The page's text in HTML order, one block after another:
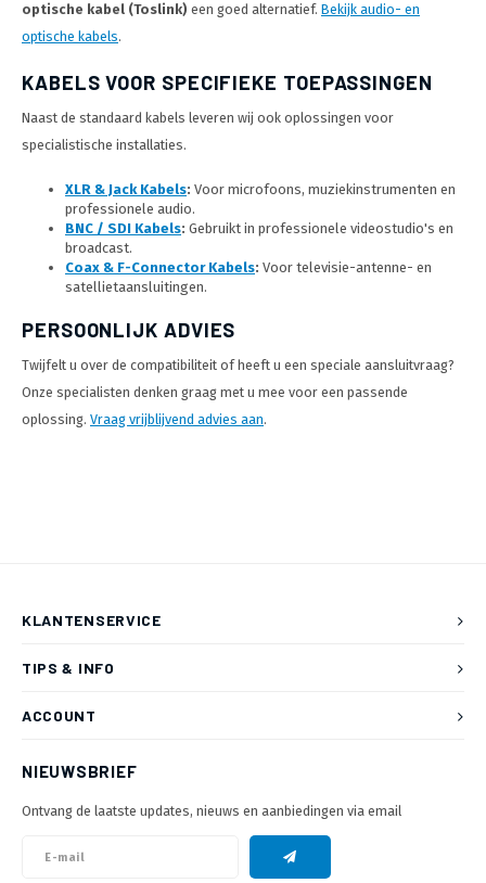
optische kabel (Toslink) een goed alternatief. Bekijk audio- en
optische kabels.
KABELS VOOR SPECIFIEKE TOEPASSINGEN
Naast de standaard kabels leveren wij ook oplossingen voor
specialistische installaties.
XLR & Jack Kabels: Voor microfoons, muziekinstrumenten en
professionele audio.
BNC / SDI Kabels: Gebruikt in professionele videostudio's en
broadcast.
Coax & F-Connector Kabels: Voor televisie-antenne- en
satellietaansluitingen.
PERSOONLIJK ADVIES
Twijfelt u over de compatibiliteit of heeft u een speciale aansluitvraag?
Onze specialisten denken graag met u mee voor een passende
oplossing. Vraag vrijblijvend advies aan.
KLANTENSERVICE
TIPS & INFO
ACCOUNT
NIEUWSBRIEF
Ontvang de laatste updates, nieuws en aanbiedingen via email